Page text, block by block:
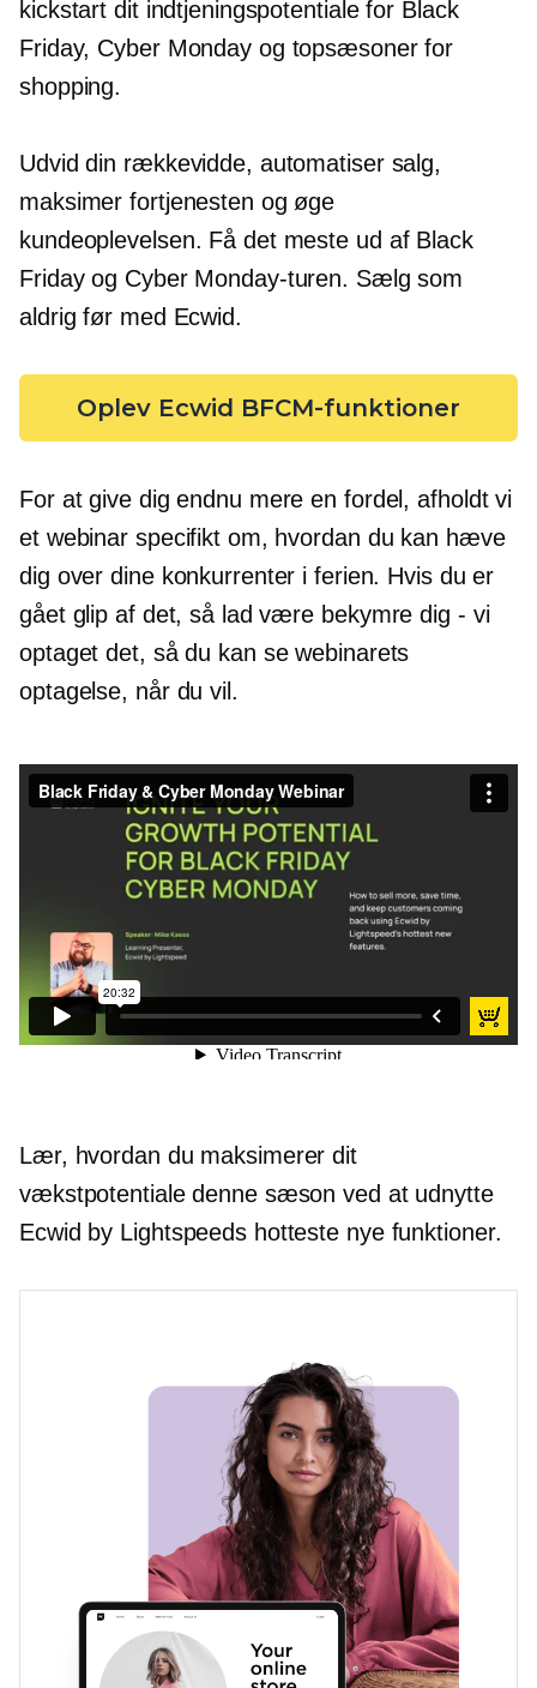
kickstart dit indtjeningspotentiale for Black
Friday, Cyber ​​Monday og topsæsoner for
shopping.
Udvid din rækkevidde, automatiser salg,
maksimer fortjenesten og øge
kundeoplevelsen. Få det meste ud af Black
Friday og Cyber ​​Monday-turen. Sælg som
aldrig før med Ecwid.
Oplev Ecwid BFCM-funktioner
For at give dig endnu mere en fordel, afholdt vi
et webinar specifikt om, hvordan du kan hæve
dig over dine konkurrenter i ferien. Hvis du er
gået glip af det, så lad være bekymre dig - vi
optaget det, så du kan se webinarets
optagelse, når du vil.
Black Friday & Cyber ​​Monday Webinar
Ecwid fra LightspeedonVimeo
Lær, hvordan du maksimerer dit
vækstpotentiale denne sæson ved at udnytte
Ecwid by Lightspeeds hotteste nye funktioner.